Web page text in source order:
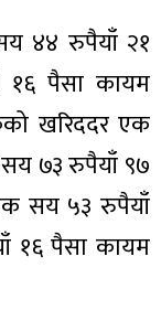
४४ रुपैयाँ २१
१६ पैसा कायम
खरिददर एक
७३ रुपैयाँ ९७
सय ५३ रुपैयाँ
१६ पैसा कायम